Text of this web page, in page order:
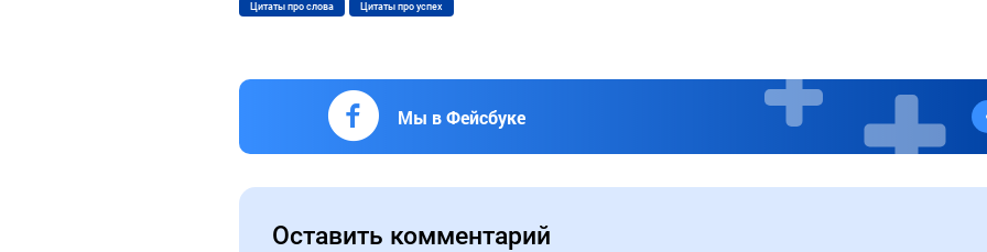
Цитаты про слова Цитаты про успех
Мы в Фейсбуке
Оставить комментарий